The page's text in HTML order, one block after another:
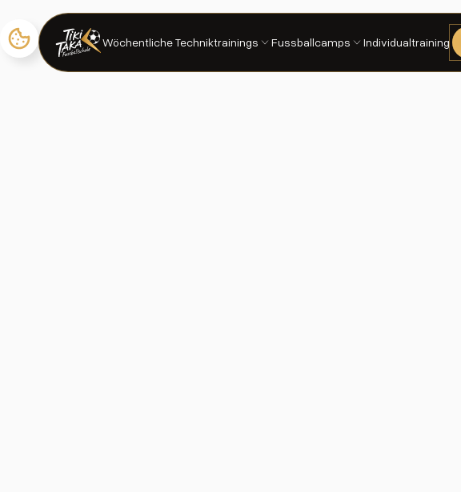
Wöchentliche Techniktrainings Fussballcamps Individualtraining